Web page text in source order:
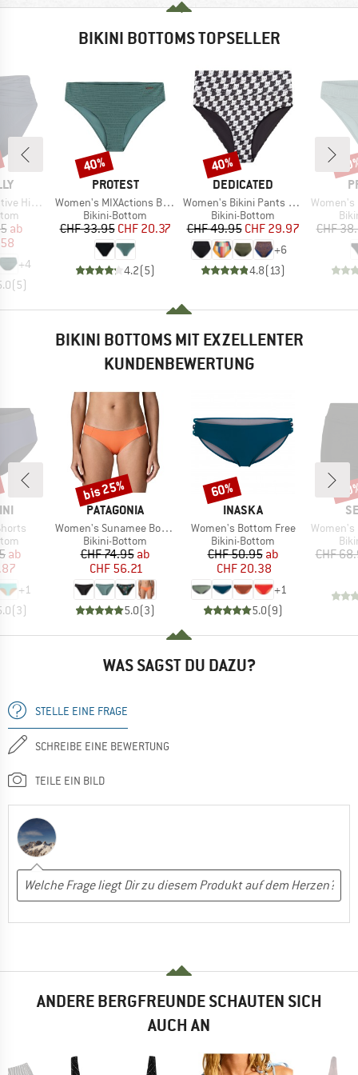
BIKINI BOTTOMS TOPSELLER
Front Pant
Preis
ab
+4
(5)
MARKE
PROTEST
Artikel
Women's MIXActions Bikini Bottom
Produktgruppe
Bikini-Bottom
Preis
CHF 33.95reduzierter Preis
CHF 20.37
4.2(5)
Rabatt
40%
MARKE
DEDICATED
Artikel
Women's Bikini Pants Slite
Produktgruppe
Bikini-Bottom
Preis
CHF 49.95reduzierter Preis
CHF 29.97
+6
4.8(13)
Rabatt
40%
Artikel
Women's
CHF
BIKINI BOTTOMS MIT EXZELLENTER
KUNDENBEWERTUNG
Preis
ab
+1
(3)
MARKE
PATAGONIA
Artikel
Women's Sunamee Bottoms
Produktgruppe
Bikini-Bottom
Preis
CHF 74.95reduzierter Preis
ab
CHF 56.21
5.0(3)
Rabatt
bis 25%
MARKE
INASKA
Artikel
Women's Bottom Free
Produktgruppe
Bikini-Bottom
Preis
CHF 50.95reduzierter Preis
ab
CHF 20.38
+1
5.0(9)
Rabatt
60%
Artikel
Women's
CHF
WAS SAGST DU DAZU?
STELLE EINE FRAGE
SCHREIBE EINE BEWERTUNG
TEILE EIN BILD
ANDERE BERGFREUNDE SCHAUTEN SICH
AUCH AN